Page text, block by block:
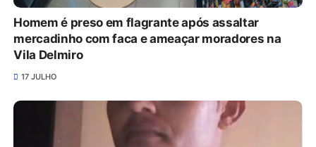
Homem é preso em flagrante após assaltar
mercadinho com faca e ameaçar moradores na
Vila Delmiro
17 JULHO